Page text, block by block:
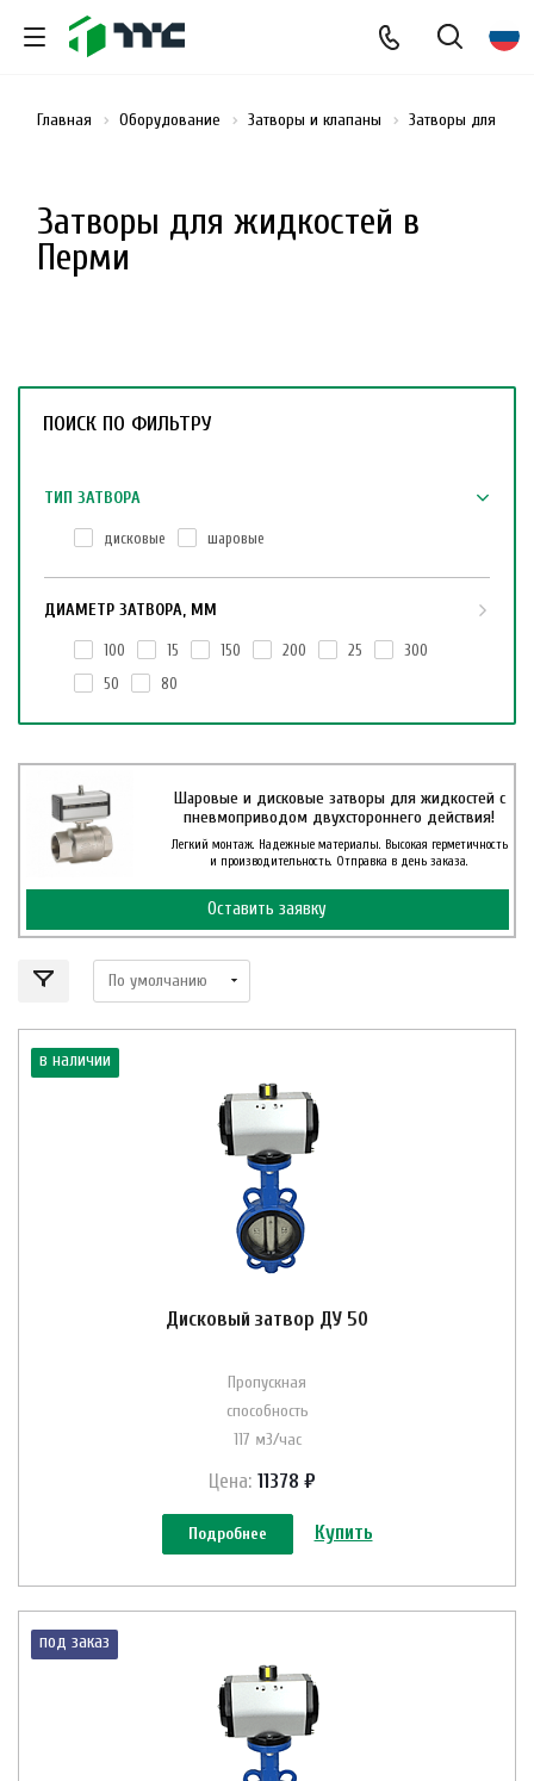
Затворы для жидкостей в
Перми
Главная Оборудование Затворы и клапаны Затворы для
Шаровые и дисковые затворы для жидкостей с
пневмоприводом двухстороннего действия!
Легкий монтаж. Надежные материалы. Высокая герметичность
и производительность. Отправка в день заказа.
Оставить заявку
в наличии
Дисковый затвор ДУ 50
Пропускная
способность
117 м3/час
Цена: 11378 ₽
Подробнее Купить
под заказ
ПОИСК ПО ФИЛЬТРУ
ТИП ЗАТВОРА
дисковые шаровые
ДИАМЕТР ЗАТВОРА, ММ
100 15 150 200 25
300
50
80